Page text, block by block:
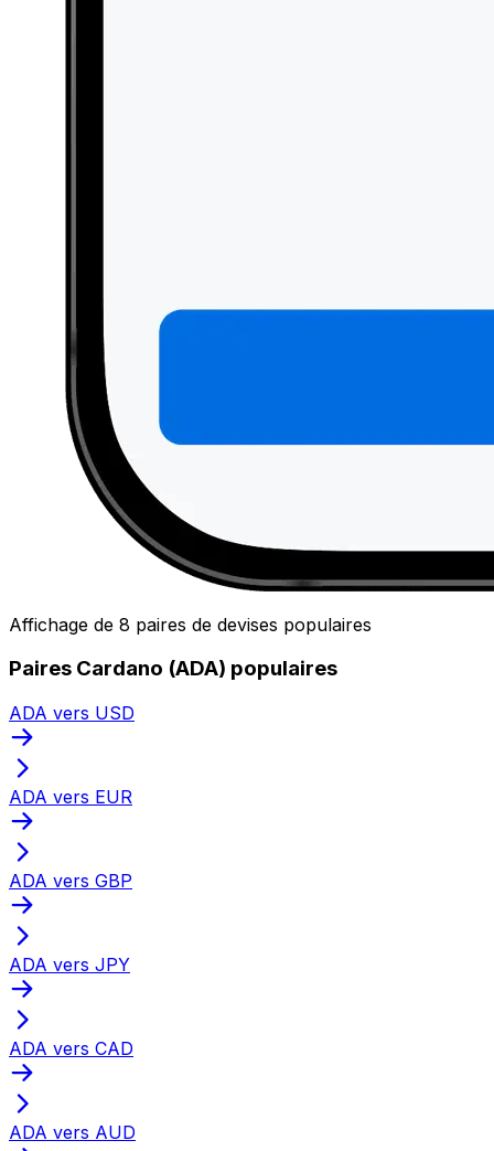
Affichage de 8 paires de devises populaires
Paires Cardano (ADA) populaires
ADA vers USD
ADA vers EUR
ADA vers GBP
ADA vers JPY
ADA vers CAD
ADA vers AUD